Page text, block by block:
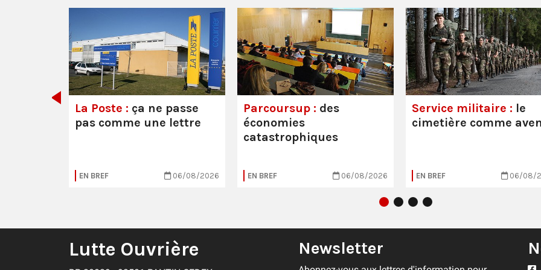
La Poste : ça ne passe
pas comme une lettre
EN BREF 06/08/2026
Parcoursup : des
économies
catastrophiques
EN BREF 06/08/2026
Service militaire : le
cimetière comme
EN BREF 06/08/
Lutte Ouvrière Newsletter